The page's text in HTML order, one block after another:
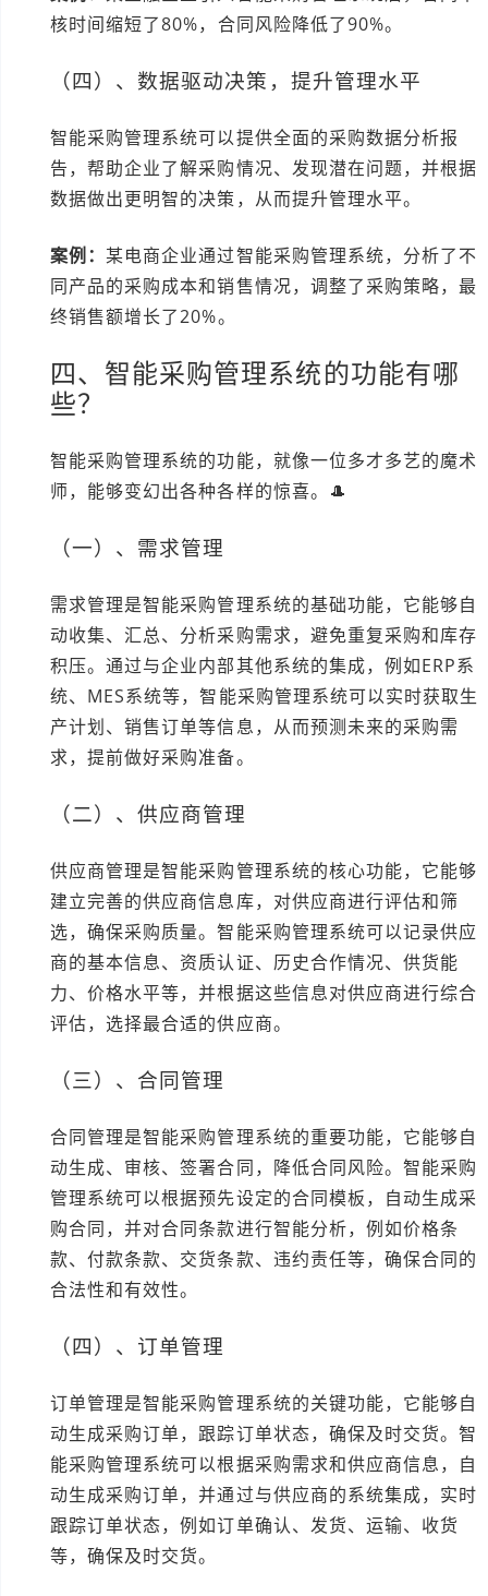
核时间缩短了80%，合同风险降低了90%。
（四）、数据驱动决策，提升管理水平
智能采购管理系统可以提供全面的采购数据分析报
告，帮助企业了解采购情况、发现潜在问题，并根据
数据做出更明智的决策，从而提升管理水平。
案例： 某电商企业通过智能采购管理系统，分析了不
同产品的采购成本和销售情况，调整了采购策略，最
终销售额增长了20%。
四、智能采购管理系统的功能有哪
些？
智能采购管理系统的功能，就像一位多才多艺的魔术
师，能够变幻出各种各样的惊喜。🎩
（一）、需求管理
需求管理是智能采购管理系统的基础功能，它能够自
动收集、汇总、分析采购需求，避免重复采购和库存
积压。通过与企业内部其他系统的集成，例如ERP系
统、MES系统等，智能采购管理系统可以实时获取生
产计划、销售订单等信息，从而预测未来的采购需
求，提前做好采购准备。
（二）、供应商管理
供应商管理是智能采购管理系统的核心功能，它能够
建立完善的供应商信息库，对供应商进行评估和筛
选，确保采购质量。智能采购管理系统可以记录供应
商的基本信息、资质认证、历史合作情况、供货能
力、价格水平等，并根据这些信息对供应商进行综合
评估，选择最合适的供应商。
（三）、合同管理
合同管理是智能采购管理系统的重要功能，它能够自
动生成、审核、签署合同，降低合同风险。智能采购
管理系统可以根据预先设定的合同模板，自动生成采
购合同，并对合同条款进行智能分析，例如价格条
款、付款条款、交货条款、违约责任等，确保合同的
合法性和有效性。
（四）、订单管理
订单管理是智能采购管理系统的关键功能，它能够自
动生成采购订单，跟踪订单状态，确保及时交货。智
能采购管理系统可以根据采购需求和供应商信息，自
动生成采购订单，并通过与供应商的系统集成，实时
跟踪订单状态，例如订单确认、发货、运输、收货
等，确保及时交货。